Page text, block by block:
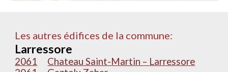
Les autres édifices de la commune:
Larressore
2061
Chateau Saint-Martin – Larressore